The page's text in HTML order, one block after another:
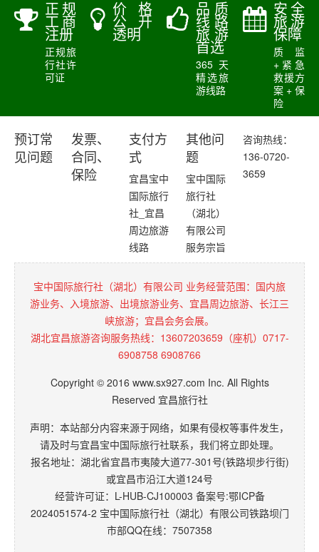
正规
工商
注册
正规旅
行社许
可证
价格
公开
透明
品质
线路
旅游
首选
365天
精选旅
游线路
安全
旅游
保障
质监
+紧急
救援方
案+保
险
预订常
见问题
发票、
合同、
保险
支付方
式
宜昌宝中
国际旅行
社_宜昌
周边旅游
线路
其他问
题
宝中国际
旅行社
（湖北）
有限公司
服务宗旨
咨询热线：
136-0720-
3659
宝中国际旅行社（湖北）有限公司 业务经营范围：国内旅
游业务、入境旅游、出境旅游业务、宜昌周边旅游、长江三
峡旅游；宜昌会务会展。
湖北宜昌旅游咨询服务热线：13607203659（座机）0717-
6908758 6908766
Copyright © 2016 www.sx927.com Inc. All Rights
Reserved 宜昌旅行社
声明：本站部分内容来源于网络，如果有侵权等事件发生，
请及时与宜昌宝中国际旅行社联系，我们将立即处理。
报名地址：湖北省宜昌市夷陵大道77-301号(铁路坝步行街)
或宜昌市沿江大道124号
经营许可证：L-HUB-CJ100003 备案号:鄂ICP备
2024051574-2 宝中国际旅行社（湖北）有限公司铁路坝门
市部QQ在线：7507358